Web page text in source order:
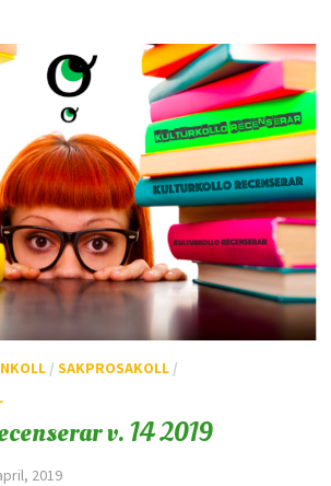
/ SAKPROSAKOLL/
v. 14 2019
2019